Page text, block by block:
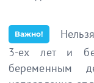
Важно!
3-ех лет и
беременным